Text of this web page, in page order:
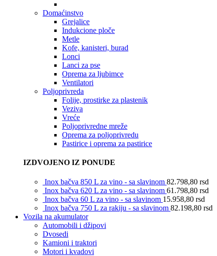
Domaćinstvo
Grejalice
Indukcione ploče
Metle
Kofe, kanisteri, burad
Lonci
Lanci za pse
Oprema za ljubimce
Ventilatori
Poljoprivreda
Folije, prostirke za plastenik
Veziva
Vreće
Poljoprivredne mreže
Oprema za poljoprivredu
Pastirice i oprema za pastirice
IZDVOJENO IZ PONUDE
Inox bačva 850 L za vino - sa slavinom 82.798,80 rsd
Inox bačva 620 L za vino - sa slavinom 61.798,80 rsd
Inox bačva 60 L za vino - sa slavinom 15.958,80 rsd
Inox bačva 750 L za rakiju - sa slavinom 82.198,80 rsd
Vozila na akumulator
Automobili i džipovi
Dvosedi
Kamioni i traktori
Motori i kvadovi